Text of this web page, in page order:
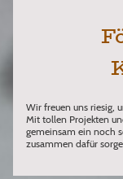
Wir freuen uns riesig,
Mit tollen Projekten
gemeinsam ein noch
zusammen dafür